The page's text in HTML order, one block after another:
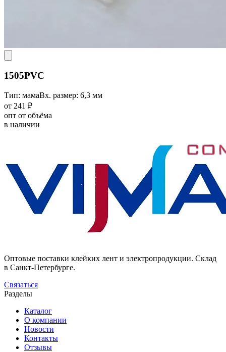
1505PVC
Тип: мамаВх. размер: 6,3 мм
от 241 ₽
опт от объёма
в наличии
Оптовые поставки клейких лент и электропродукции. Склад
в Санкт-Петербурге.
Связаться
Разделы
Каталог
О компании
Новости
Контакты
Отзывы